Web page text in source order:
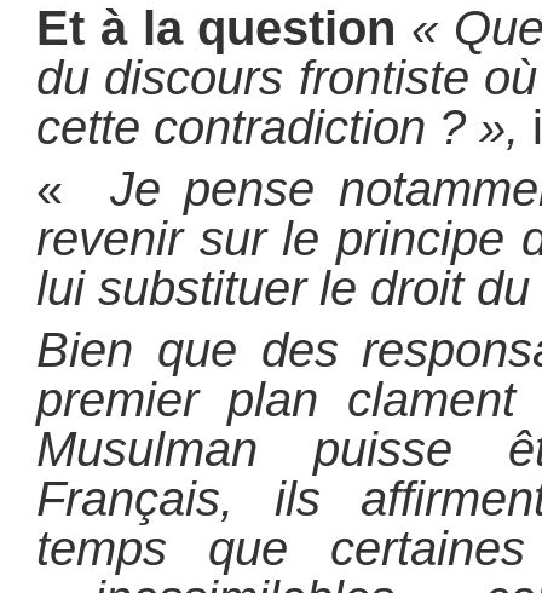
Et à la question «
du discours frontiste
cette contradiction ? »,
« Je pense
revenir sur le principe
lui substituer le droit
Bien que des
premier plan
Musulman puisse
Français, ils
temps que